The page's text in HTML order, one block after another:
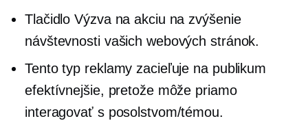
Tlačidlo Výzva na akciu na zvýšenie
návštevnosti vašich webových stránok.
Tento typ reklamy zacieľuje na publikum
efektívnejšie, pretože môže priamo
interagovať s posolstvom/témou.